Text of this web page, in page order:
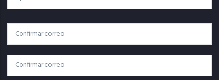
Correo
Electrónico
Correo Electrónico
Confirmar Correo